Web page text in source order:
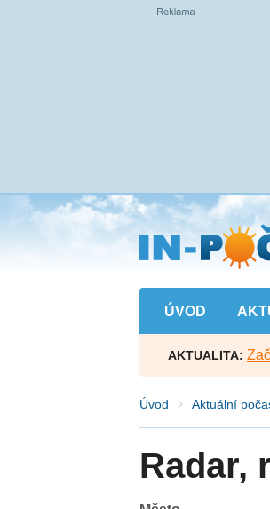
Přejít
na
hlavní
obsah
ÚVOD
AKTUALITA:
Úvod Aktuální
Radar,